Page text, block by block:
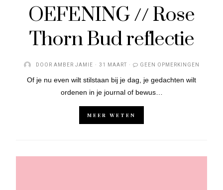
OEFENING // Rose
Thorn Bud reflectie
DOOR AMBER JAMIE 31 MAART GEEN OPMERKINGEN
Of je nu even wilt stilstaan bij je dag, je gedachten wilt
ordenen in je journal of bewus…
MEER WETEN